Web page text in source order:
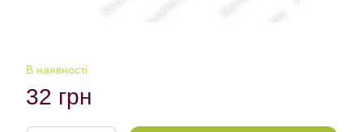
В наявності
32 грн